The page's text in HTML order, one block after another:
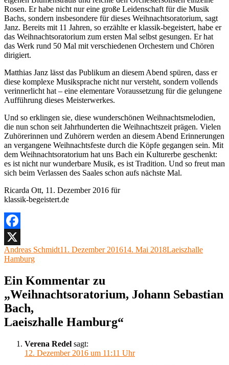
Rosen. Er habe nicht nur eine große Leidenschaft für die Musik
Bachs, sondern insbesondere für dieses Weihnachtsoratorium, sagt
Janz. Bereits mit 11 Jahren, so erzählte er klassik-begeistert, habe er
das Weihnachtsoratorium zum ersten Mal selbst gesungen. Er hat
das Werk rund 50 Mal mit verschiedenen Orchestern und Chören
dirigiert.
Matthias Janz lässt das Publikum an diesem Abend spüren, dass er
diese komplexe Musiksprache nicht nur versteht, sondern vollends
verinnerlicht hat – eine elementare Voraussetzung für die gelungene
Aufführung dieses Meisterwerkes.
Und so erklingen sie, diese wunderschönen Weihnachtsmelodien,
die nun schon seit Jahrhunderten die Weihnachtszeit prägen. Vielen
Zuhörerinnen und Zuhörern werden an diesem Abend Erinnerungen
an vergangene Weihnachtsfeste durch die Köpfe gegangen sein. Mit
dem Weihnachtsoratorium hat uns Bach ein Kulturerbe geschenkt:
es ist nicht nur wunderbare Musik, es ist Tradition. Und so freut man
sich beim Verlassen des Saales schon aufs nächste Mal.
Ricarda Ott, 11. Dezember 2016 für
klassik-begeistert.de
Facebook
X
Autor
Andreas SchmidtVeröffentlicht
11. Dezember 201614. Mai 2018Kategorien
Laeiszhalle
Hamburg
Ein Kommentar zu
„Weihnachtsoratorium, Johann Sebastian
Bach,
Laeiszhalle Hamburg“
Verena Redel sagt:
12. Dezember 2016 um 11:11 Uhr